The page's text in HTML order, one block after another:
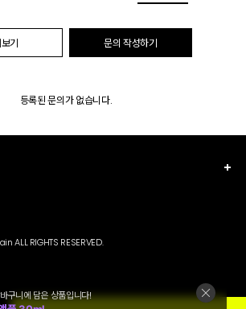
기 문의 작성하기
등록된 문의가 없습니다.
ALL RIGHTS RESERVED.